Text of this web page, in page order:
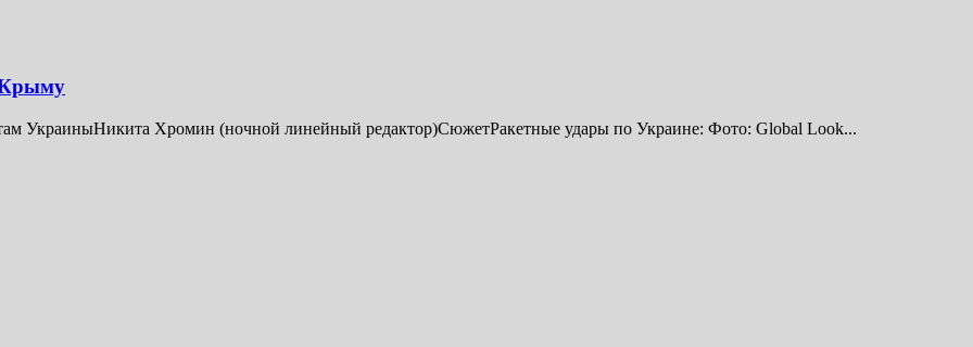
Крыму
УкраиныНикита Хромин (ночной линейный редактор)СюжетРакетные удары по Украине: Фото: Global Look...